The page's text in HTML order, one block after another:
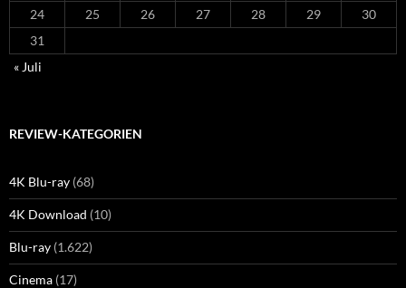
24
25 26 27 28 29
30
31
« Juli
REVIEW-KATEGORIEN
4K Blu-ray (68)
4K Download (10)
Blu-ray (1.622)
Cinema (17)